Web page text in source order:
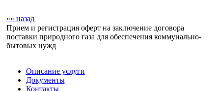
«« назад
Прием и регистрация оферт на заключение договора
поставки природного газа для обеспечения коммунально-
бытовых нужд
Описание услуги
Документы
Контакты